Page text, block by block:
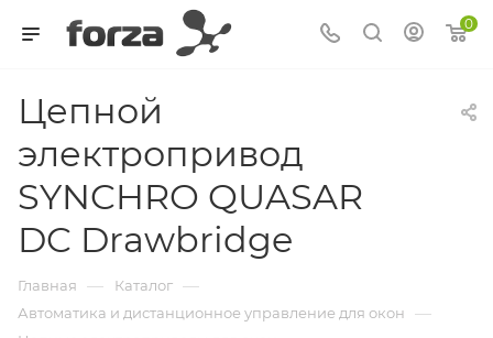
0
Цепной
электропривод
SYNCHRO QUASAR
DC Drawbridge
Главная — Каталог —
Автоматика и дистанционное управление для окон —